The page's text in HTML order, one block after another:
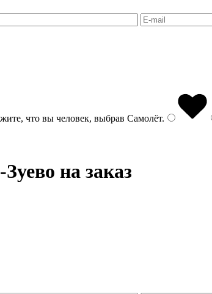
что вы человек, выбрав Самолёт.
на заказ